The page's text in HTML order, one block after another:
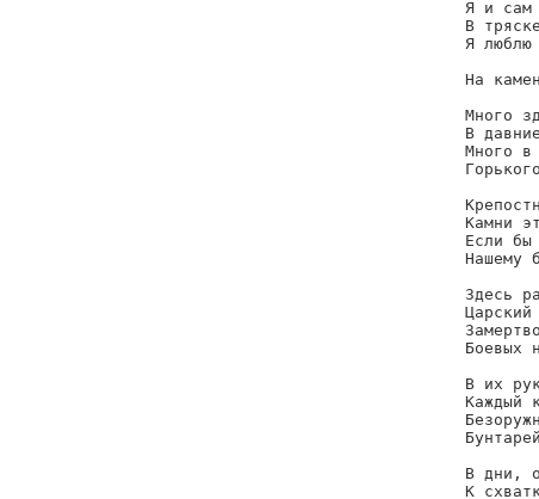
Я и сам
В
Я люблю
На
Много
В
Много в
Камни
Если
Нашему
Здесь
Боевых
В их
Каждый
В дни,
К